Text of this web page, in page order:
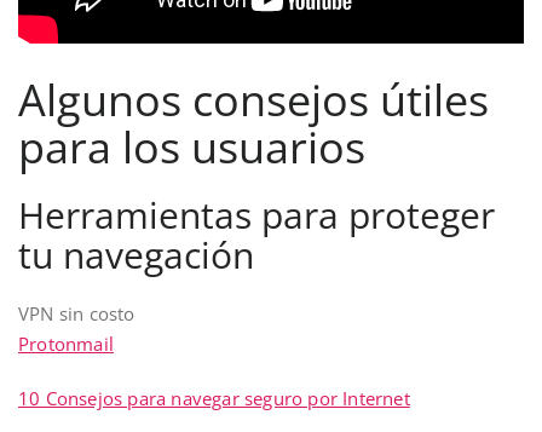
Algunos consejos útiles
para los usuarios
Herramientas para proteger
tu navegación
VPN sin costo
Protonmail
10 Consejos para navegar seguro por Internet